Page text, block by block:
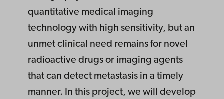
quantitative medical imaging
technology with high sensitivity, but an
unmet clinical need remains for novel
radioactive drugs or imaging agents
that can detect metastasis in a timely
manner. In this project, we will develop